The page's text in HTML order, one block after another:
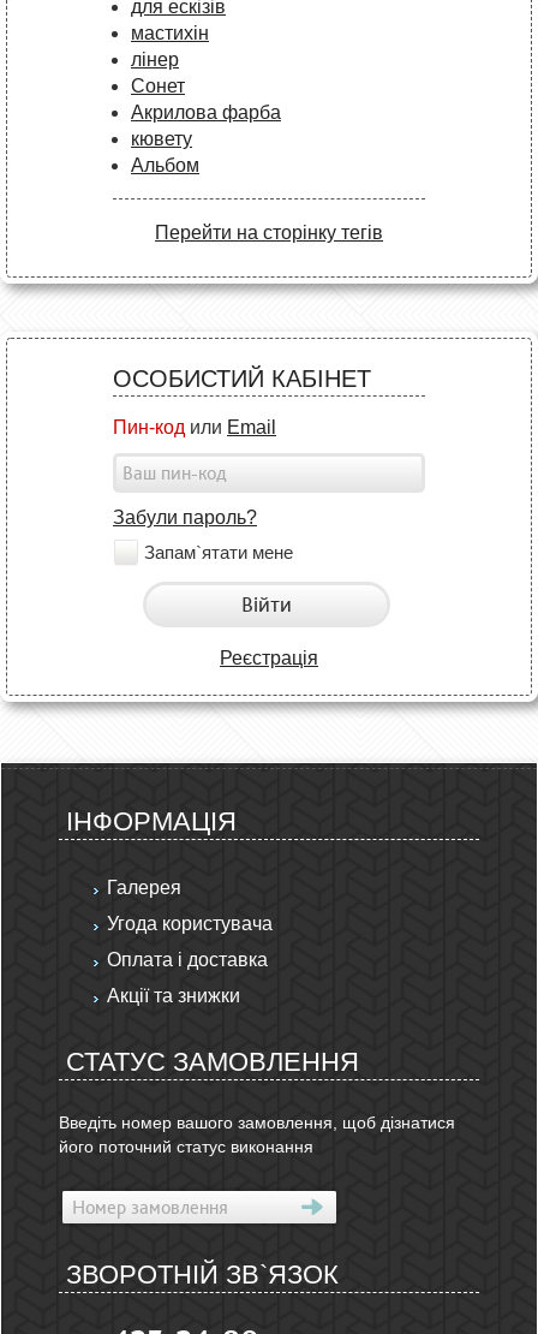
для ескізів
мастихін
лінер
Сонет
Акрилова фарба
кювету
Альбом
Перейти на сторінку тегів
ОСОБИСТИЙ КАБІНЕТ
Пин-код или Email
Забули пароль?
Запам`ятати мене
Війти
Реєстрація
ІНФОРМАЦІЯ
Галерея
Угода користувача
Оплата і доставка
Акції та знижки
СТАТУС ЗАМОВЛЕННЯ
Введіть номер вашого замовлення, щоб дізнатися
його поточний статус виконання
ЗВОРОТНІЙ ЗВ`ЯЗОК